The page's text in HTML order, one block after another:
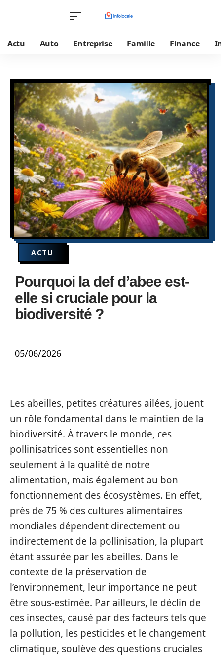
Actu Auto Entreprise Famille Finance
ACTU
Pourquoi la def d’abee est-
elle si cruciale pour la
biodiversité ?
05/06/2026
Les abeilles, petites créatures ailées, jouent
un rôle fondamental dans le maintien de la
biodiversité. À travers le monde, ces
pollinisatrices sont essentielles non
seulement à la qualité de notre
alimentation, mais également au bon
fonctionnement des écosystèmes. En effet,
près de 75 % des cultures alimentaires
mondiales dépendent directement ou
indirectement de la pollinisation, la plupart
étant assurée par les abeilles. Dans le
contexte de la préservation de
l’environnement, leur importance ne peut
être sous-estimée. Par ailleurs, le déclin de
ces insectes, causé par des facteurs tels que
la pollution, les pesticides et le changement
climatique, soulève des questions cruciales